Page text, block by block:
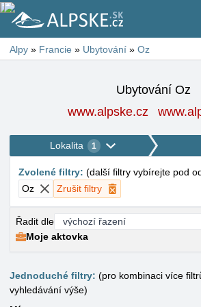
Alpy » Francie » Ubytování » Oz
Ubytování Oz
www.alpske.cz
Lokalita 1
Zvolené filtry: (další filtry vybírejte pod
Oz
Zrušit filtry
Řadit dle
Moje aktovka
Jednoduché filtry: (pro kombinaci více
vyhledávání výše)